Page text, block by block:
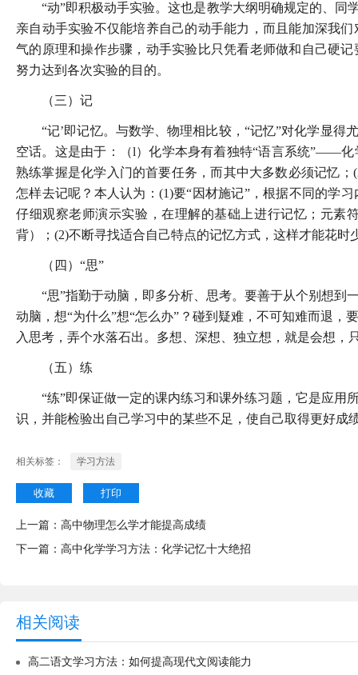
“动”即积极动手实验。这也是教学大纲明确规定的、同
亲自动手实验不仅能培养自己的动手能力，而且能加深我
气的原理和操作步骤，动手实验比只凭看老师做和自己硬
努力达到各次实验的目的。
（三）记
“记’即记忆。与数学、物理相比较，“记忆”对化学显
空话。这是由于：（l）化学本身有着独特“语言系统”——
熟练掌握是化学入门的首要任务，而其中大多数必须记忆
怎样去记呢？本人认为：(1)要“因材施记”，根据不同的学
仔细观察老师演示实验，在理解的基础上进行记忆；元素
背）；(2)不断寻找适合自己特点的记忆方式，这样才能花时
（四）“思”
“思”指勤于动脑，即多分析、思考。要善于从个别想
动脑，想“为什么”想“怎么办”？碰到疑难，不可知难而退
入思考，弄个水落石出。多想、深想、独立想，就是会想，
（五）练
“练”即保证做一定的课内练习和课外练习题，它是应
识，并能检验出自己学习中的某些不足，使自己取得更好成
相关标签： 学习方法
收藏 打印
上一篇： 高中物理怎么学才能提高成绩
下一篇： 高中化学学习方法：化学记忆十大绝招
相关阅读
高二语文学习方法：如何提高现代文阅读能力